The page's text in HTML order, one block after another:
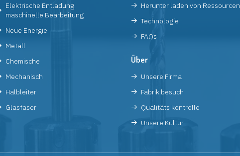
Elektrische Entladung
maschinelle Bearbeitung
Neue Energie
Metall
Chemische
Mechanisch
Halbleiter
Glasfaser
Herunter laden von Ressourcen
Technologie
FAQs
Über
Unsere Firma
Fabrik besuch
Qualitäts kontrolle
Unsere Kultur